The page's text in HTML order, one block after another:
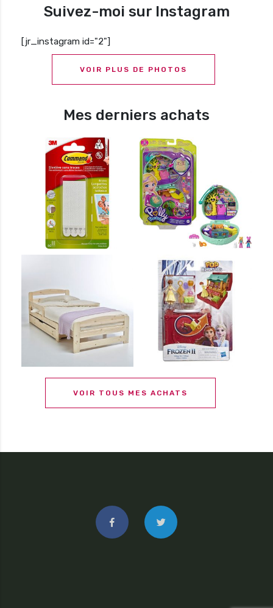
Suivez-moi sur Instagram
[jr_instagram id="2"]
VOIR PLUS DE PHOTOS
Mes derniers achats
VOIR TOUS MES ACHATS